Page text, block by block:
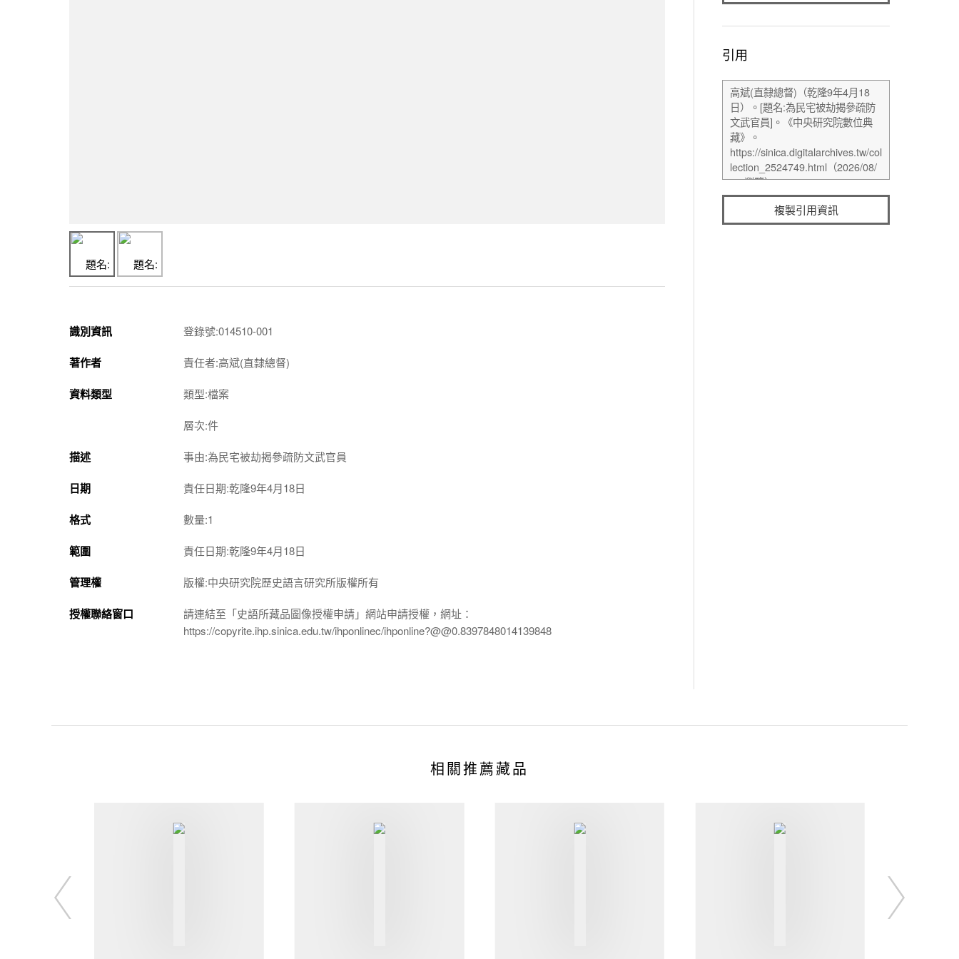
識別資訊 登錄號:014510-001
著作者 責任者:高斌(直隸總督)
資料類型 類型:檔案
層次:件
描述 事由:為民宅被劫揭參疏防文武官員
日期 責任日期:乾隆9年4月18日
格式 數量:1
範圍 責任日期:乾隆9年4月18日
管理權 版權:中央研究院歷史語言研究所版權所有
授權聯絡窗口
請連結至「史語所藏品圖像授權申請」網站申請授權，網址：
https://copyrite.ihp.sinica.edu.tw/ihponlinec/ihponline?@@0.8397848014139848
引用
複製引用資訊
相關推薦藏品